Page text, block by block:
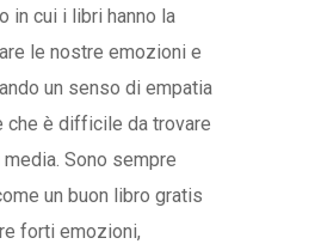
in cui i libri hanno la
le nostre emozioni e
un senso di empatia
che è difficile da trovare
Sono sempre
un buon libro gratis
forti emozioni,